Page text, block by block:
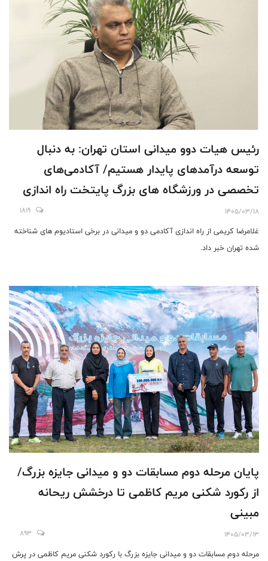
رئیس هیات دوو میدانی استان تهران: به دنبال
توسعه درآمدهای پایدار هستیم/ آکادمی‌های
تخصصی در ورزشگاه های بزرگ پایتخت راه اندازی
می شود
1405/03/18
1819
غلامرضا کریمی از راه اندازی آکادمی دو و میدانی در برخی استادیوم های شناخته
شده تهران خبر داد.
پایان مرحله دوم مسابقات دو و میدانی جایزه بزرگ/
از رکورد شکنی مریم کاظمی تا درخشش ریحانه
مبینی
1405/03/13
893
مرحله دوم مسابقات دو و میدانی جایزه بزرگ با رکورد شکنی مریم کاظمی در پرش